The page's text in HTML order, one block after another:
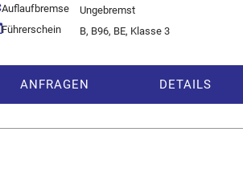
Auflaufbremse
Ungebremst
Führerschein
B, B96, BE, Klasse 3
ANFRAGEN DETAILS